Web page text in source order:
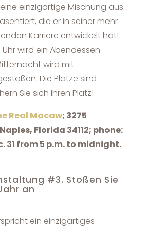
einzigartige Mischung aus
die er in seiner mehr
Karriere entwickelt hat!
Uhr wird ein Abendessen
wird mit
Die Plätze sind
Sie sich Ihren Platz!
Real Macaw; 3275
Florida 34112; phone:
31 from 5 p.m. to midnight.
#3. Stoßen Sie
an
ein einzigartiges